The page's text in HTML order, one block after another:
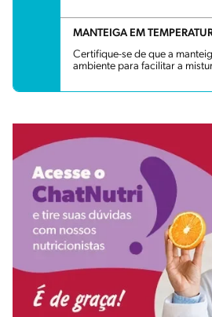
MANTEIGA EM
Certifique-se de que a
ambiente para facilitar a